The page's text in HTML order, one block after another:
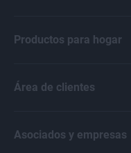
Productos para hogar
Área de clientes
Asociados y empresas